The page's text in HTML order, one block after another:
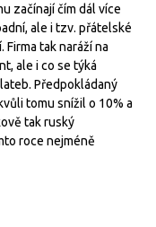
začínají čím dál více
ale i tzv. přátelské
tak naráží na
ale i co se týká
Předpokládaný
tomu snížil o 10% a
tak ruský
roce nejméně